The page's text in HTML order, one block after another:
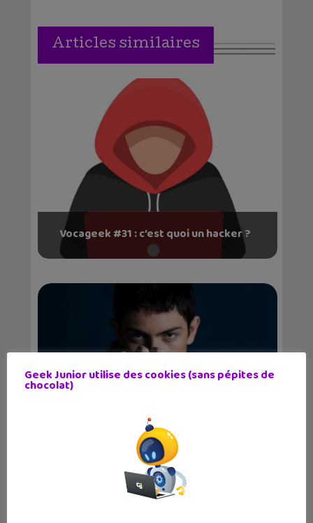
Articles similaires
Vocageek #31 : c’est quoi un hacker ?
Stalk : une teen-série sur la sécurité
informatiqu...
Geek Junior utilise des cookies (sans pépites de
chocolat)